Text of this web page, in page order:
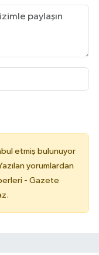
etmiş bulunuyor
yorumlardan
- Gazete